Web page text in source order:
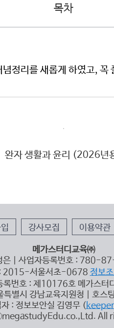
목차
정리를 새롭게 하였고,
완자 생활과 윤리 (2026년
강사모집 이용약관
메가스터디교육㈜
은 | 사업자등록번호 : 780-
: 2015-서울서초-0678 정보조
록번호 : 제10176호 메가스터
특별시 강남교육지원청 | 호스
: 정보보안실 김영무 (
All